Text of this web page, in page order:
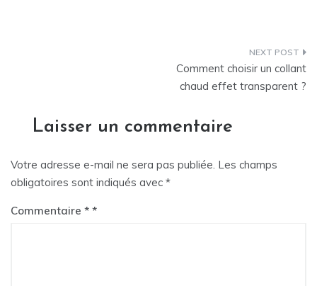
l’article
Comment choisir un collant
chaud effet transparent ?
Laisser un commentaire
Votre adresse e-mail ne sera pas publiée. Les champs
obligatoires sont indiqués avec *
Commentaire *